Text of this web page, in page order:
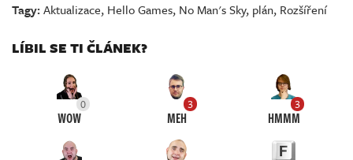
Tagy:Aktualizace, Hello Games, No Man's Sky, plán, Rozšíření
LÍBIL SE TI ČLÁNEK?
0
WOW
3
MEH
3
HMMM